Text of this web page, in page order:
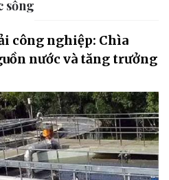
sống
công nghiệp: Chìa
nước và tăng trưởng